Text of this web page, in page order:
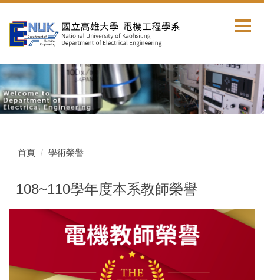
到
內
容
區
首頁 學術榮譽
108~110學年度本系教師榮譽